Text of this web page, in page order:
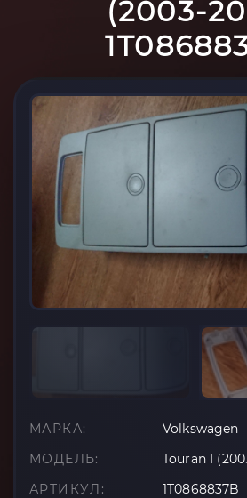
(2003-
МАРКА:
Volkswagen
МОДЕЛЬ:
Touran I
АРТИКУЛ:
1T0868837B